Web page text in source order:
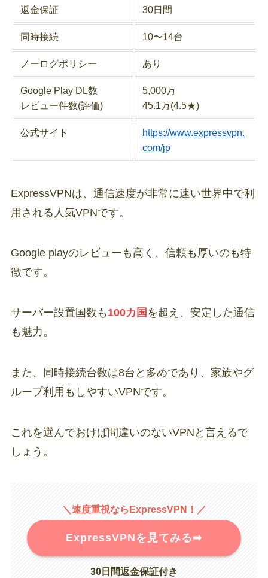
返金保証 30日間
同時接続 10〜14台
ノーログポリシー あり
Google Play DL数
レビュー件数(評価)
5,000万
45.1万(4.5★)
公式サイト
https://www.expressvpn.
com/jp
ExpressVPNは、通信速度が非常に速い世界中で利
用される人気VPNです。
Google playのレビューも高く、信頼も厚いのも特
徴です。
サーバー設置国数も 100カ国 を超え、安定した通信
も魅力。
また、同時接続台数は8台と多めであり、家族やグ
ループ利用もしやすいVPNです。
これを選んでおけば間違いのないVPNと言えるで
しょう。
＼速度重視ならExpressVPN！／
ExpressVPNを見てみる➡︎
30日間返金保証付き